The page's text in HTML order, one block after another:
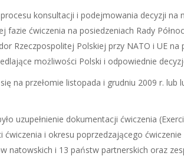
konsultacji i podejmowania decyzji
fazie ćwiczenia na posiedzeniach Rady
Rzeczpospolitej Polskiej przy NATO i UE
możliwości Polski i odpowiednie
na przełomie listopada i grudniu 2009 r.
uzupełnienie dokumentacji ćwiczenia
i okresu poprzedzającego
natowskich i 13 państw partnerskich oraz